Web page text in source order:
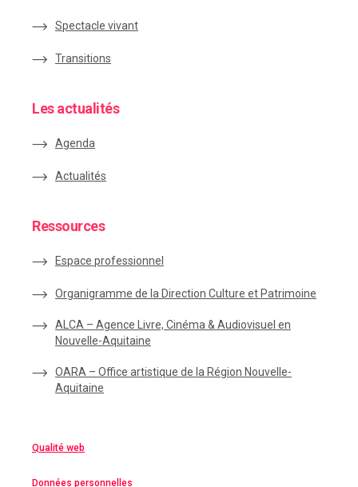
Spectacle vivant
Transitions
Les actualités
Agenda
Actualités
Ressources
Espace professionnel
Organigramme de la Direction Culture et Patrimoine
ALCA – Agence Livre, Cinéma & Audiovisuel en
Nouvelle-Aquitaine
OARA – Office artistique de la Région Nouvelle-
Aquitaine
Qualité web
Données personnelles